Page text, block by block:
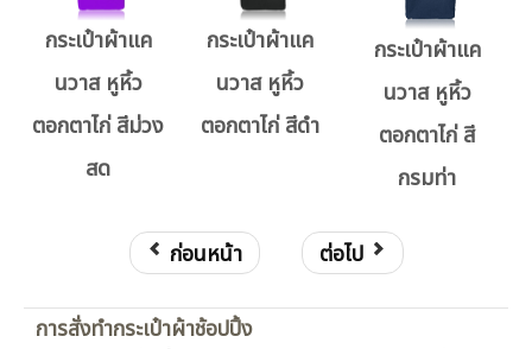
กระเป๋าผ้าแค
นวาส หูหิ้ว
ตอกตาไก่ สีม่วง
สด
กระเป๋าผ้าแค
นวาส หูหิ้ว
ตอกตาไก่ สีดำ
กระเป๋าผ้าแค
นวาส หูหิ้ว
ตอกตาไก่ สี
กรมท่า
ก่อนหน้า ต่อไป
การสั่งทำกระเป๋าผ้าช้อปปิ้ง